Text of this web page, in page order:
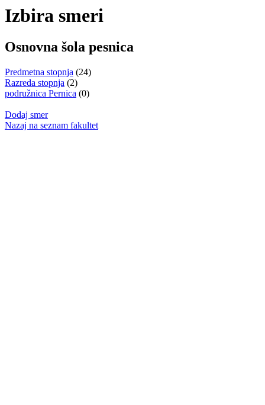
Izbira smeri
Osnovna šola pesnica
Predmetna stopnja (24)
Razreda stopnja (2)
podružnica Pernica (0)
Dodaj smer
Nazaj na seznam fakultet